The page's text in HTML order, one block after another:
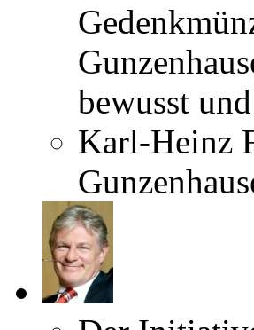
bewusst
Karl-Heinz